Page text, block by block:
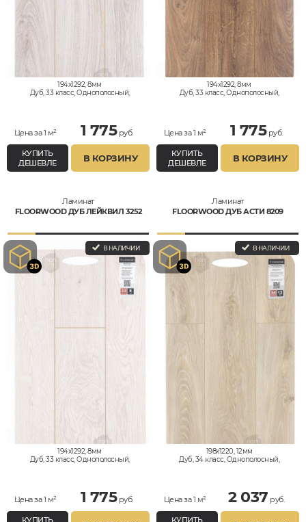
194x1292, 8мм
Дуб, 33 класс, Однополосный,
Цена за 1 м² 1 775руб.
КУПИТЬ
ДЕШЕВЛЕ
В КОРЗИНУ
194x1292, 8мм
Дуб, 33 класс, Однополосный,
Цена за 1 м² 1 775руб.
КУПИТЬ
ДЕШЕВЛЕ
В КОРЗИНУ
Ламинат
FLOORWOOD ДУБ ЛЕЙКВИЛ 3252
В НАЛИЧИИ
194x1292, 8мм
Дуб, 33 класс, Однополосный,
Цена за 1 м² 1 775руб.
КУПИТЬ
Ламинат
FLOORWOOD ДУБ АСТИ 8209
В НАЛИЧИИ
198x1220, 12мм
Дуб, 34 класс, Однополосный,
Цена за 1 м² 2 037 руб.
КУПИТЬ